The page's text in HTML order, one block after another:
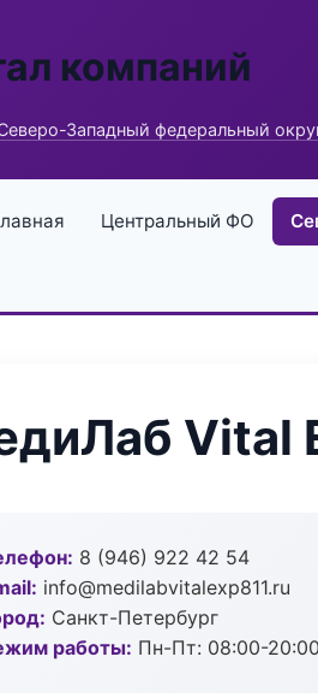
компаний
Западный федеральный
Центральный ФО
Vital
8 (946) 922 42 54
info@medilabvitalexp811.ru
Санкт-Петербург
работы: Пн-Пт: 08:00-